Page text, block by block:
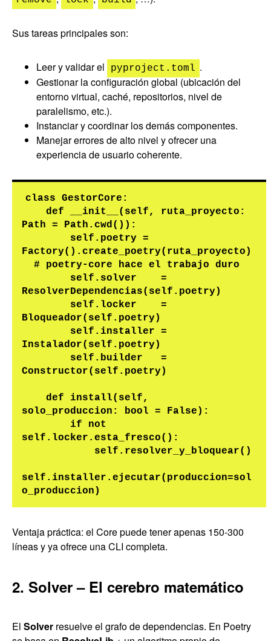
Sus tareas principales son:
Leer y validar el pyproject.toml .
Gestionar la configuración global (ubicación del
entorno virtual, caché, repositorios, nivel de
paralelismo, etc.).
Instanciar y coordinar los demás componentes.
Manejar errores de alto nivel y ofrecer una
experiencia de usuario coherente.
class GestorCore:
Path = Path.cwd()):
Factory().create_poetry(ruta_proyecto)
  # poetry-core hace el trabajo duro
ResolverDependencias(self.poetry)
Bloqueador(self.poetry)
Instalador(self.poetry)
Constructor(self.poetry)
solo_produccion: bool = False):
self.locker.esta_fresco():
self.installer.ejecutar(produccion=sol
Ventaja práctica: el Core puede tener apenas 150-300
líneas y ya ofrece una CLI completa.
2. Solver – El cerebro matemático
El Solver resuelve el grafo de dependencias. En Poetry